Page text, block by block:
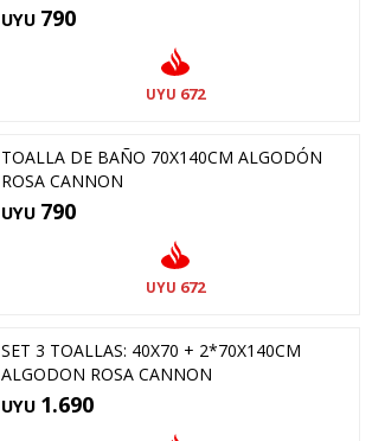
UYU 790
UYU 672
TOALLA DE BAÑO 70X140CM ALGODÓN
ROSA CANNON
UYU 790
UYU 672
SET 3 TOALLAS: 40X70 + 2*70X140CM
ALGODON ROSA CANNON
UYU 1.690